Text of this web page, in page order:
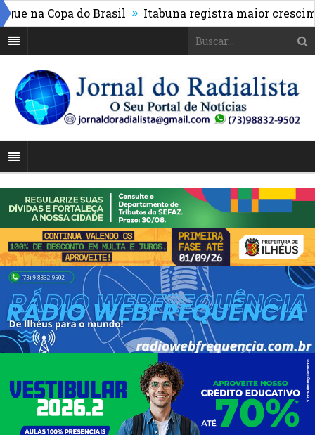
Copa do Brasil » Itabuna registra maior crescimento